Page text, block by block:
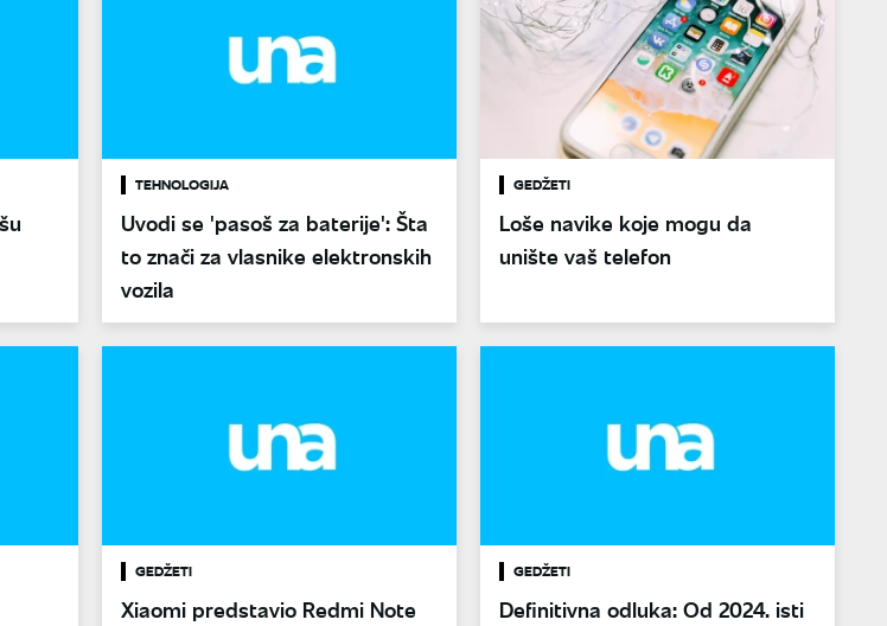
TEHNOLOGIJA
Uvodi se 'pasoš za baterije': Šta
to znači za vlasnike elektronskih
vozila
GEDŽETI
Loše navike koje mogu da
unište vaš telefon
GEDŽETI
Xiaomi predstavio Redmi Note
GEDŽETI
Definitivna odluka: Od 2024. isti